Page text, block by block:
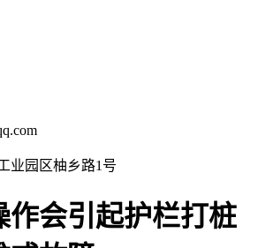
业园区柚乡路1号
作会引起护栏打桩